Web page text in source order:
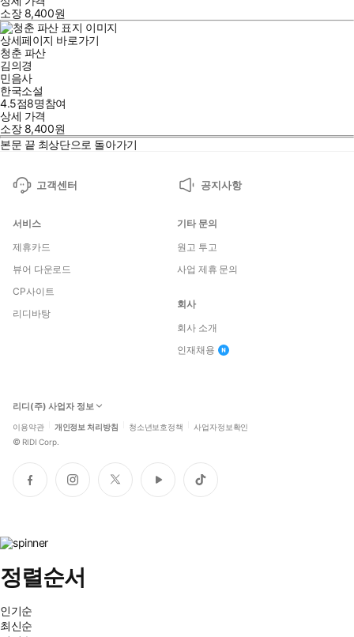
소장 8,400원
상세페이지 바로가기
청춘 파산
김의경
민음사
한국소설
4.5점8명참여
상세 가격
소장 8,400원
본문 끝 최상단으로 돌아가기
고객센터 공지사항
서비스
제휴카드
뷰어 다운로드
CP사이트
리디바탕
기타 문의
원고 투고
사업 제휴 문의
회사
회사 소개
인재채용
리디(주) 사업자 정보
이용약관 개인정보 처리방침 청소년보호정책 사업자정보확인
© RIDI Corp.
페
이
인
스
트
위
유
튜
틱
톡
정렬순서
인기순
최신순